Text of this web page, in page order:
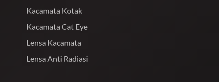
Kacamata Kotak
Kacamata Cat Eye
Lensa Kacamata
Lensa Anti Radiasi